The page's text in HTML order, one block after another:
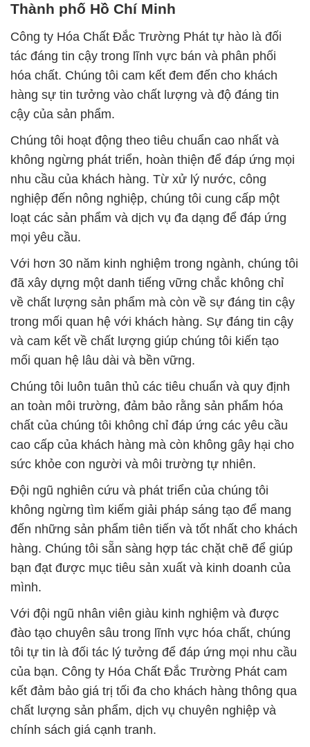
Thành phố Hồ Chí Minh
Công ty Hóa Chất Đắc Trường Phát tự hào là đối
tác đáng tin cậy trong lĩnh vực bán và phân phối
hóa chất. Chúng tôi cam kết đem đến cho khách
hàng sự tin tưởng vào chất lượng và độ đáng tin
cậy của sản phẩm.
Chúng tôi hoạt động theo tiêu chuẩn cao nhất và
không ngừng phát triển, hoàn thiện để đáp ứng mọi
nhu cầu của khách hàng. Từ xử lý nước, công
nghiệp đến nông nghiệp, chúng tôi cung cấp một
loạt các sản phẩm và dịch vụ đa dạng để đáp ứng
mọi yêu cầu.
Với hơn 30 năm kinh nghiệm trong ngành, chúng tôi
đã xây dựng một danh tiếng vững chắc không chỉ
về chất lượng sản phẩm mà còn về sự đáng tin cậy
trong mối quan hệ với khách hàng. Sự đáng tin cậy
và cam kết về chất lượng giúp chúng tôi kiến tạo
mối quan hệ lâu dài và bền vững.
Chúng tôi luôn tuân thủ các tiêu chuẩn và quy định
an toàn môi trường, đảm bảo rằng sản phẩm hóa
chất của chúng tôi không chỉ đáp ứng các yêu cầu
cao cấp của khách hàng mà còn không gây hại cho
sức khỏe con người và môi trường tự nhiên.
Đội ngũ nghiên cứu và phát triển của chúng tôi
không ngừng tìm kiếm giải pháp sáng tạo để mang
đến những sản phẩm tiên tiến và tốt nhất cho khách
hàng. Chúng tôi sẵn sàng hợp tác chặt chẽ để giúp
bạn đạt được mục tiêu sản xuất và kinh doanh của
mình.
Với đội ngũ nhân viên giàu kinh nghiệm và được
đào tạo chuyên sâu trong lĩnh vực hóa chất, chúng
tôi tự tin là đối tác lý tưởng để đáp ứng mọi nhu cầu
của bạn. Công ty Hóa Chất Đắc Trường Phát cam
kết đảm bảo giá trị tối đa cho khách hàng thông qua
chất lượng sản phẩm, dịch vụ chuyên nghiệp và
chính sách giá cạnh tranh.